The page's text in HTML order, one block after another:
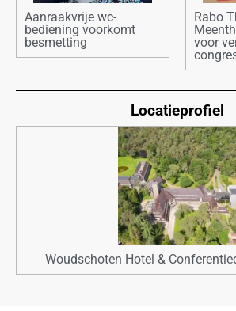
Aanraakvrije wc-
bediening voorkomt
besmetting
Rabo
voor
Locatieprofiel
Woudschoten Hotel &